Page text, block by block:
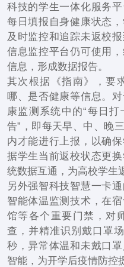
科技的学生一体化服务
每日填报自身健康状态
及时监控和追踪未返校
信息监控平台仍可使用
信息，形成数据报告。
其次根据《指南》，要
哪、是否健康等信息。
康监测系统中的“每日
告”，即每天早、中、晚
内才能进行上报，以确
据学生当前返校状态更
统数据互通，为高校学生
另外强智科技智慧一卡
智能体温监测技术，在
馆等各个重要门禁，对
查，并精准识别戴口罩
秒，异常体温和未戴口
智能，为开学后疫情防控